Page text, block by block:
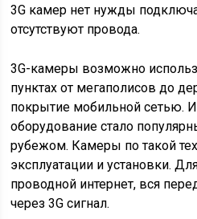
3G камер нет нужды
отсутствуют провода.
3G-камеры возможно
пунктах от мегаполисов до
покрытие мобильной сетью.
оборудование стало
рубежом. Камеры по такой
эксплуатации и установки.
проводной интернет, вся
через 3G сигнал.